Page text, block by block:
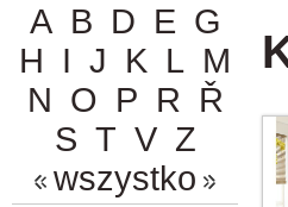
A B D E G
H I J K L M
N O P R Ř
S T V Z
wszystko